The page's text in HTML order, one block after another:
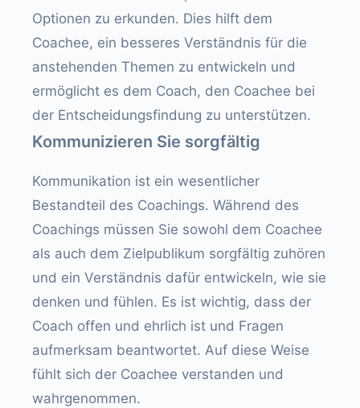
Optionen zu erkunden. Dies hilft dem
Coachee, ein besseres Verständnis für die
anstehenden Themen zu entwickeln und
ermöglicht es dem Coach, den Coachee bei
der Entscheidungsfindung zu unterstützen.
Kommunizieren Sie sorgfältig
Kommunikation ist ein wesentlicher
Bestandteil des Coachings. Während des
Coachings müssen Sie sowohl dem Coachee
als auch dem Zielpublikum sorgfältig zuhören
und ein Verständnis dafür entwickeln, wie sie
denken und fühlen. Es ist wichtig, dass der
Coach offen und ehrlich ist und Fragen
aufmerksam beantwortet. Auf diese Weise
fühlt sich der Coachee verstanden und
wahrgenommen.